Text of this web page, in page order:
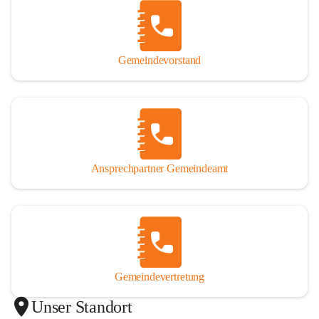
Gemeindevorstand
Ansprechpartner Gemeindeamt
Gemeindevertretung
Unser Standort